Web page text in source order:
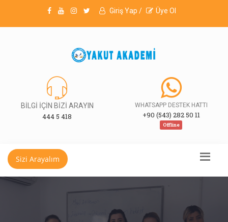
Giriş Yap / Üye Ol
BİLGİ İÇİN BİZİ ARAYIN
444 5 418
WHATSAPP DESTEK HATTI
+90 (543) 282 50 11
Offline
Sizi Arayalım